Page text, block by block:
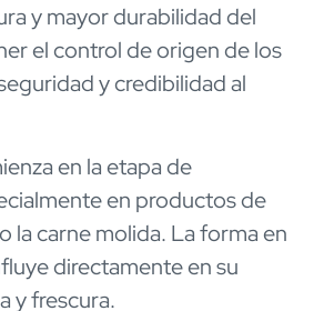
y mayor durabilidad del
el control de origen de los
y credibilidad al
en la etapa de
en productos de
la carne molida. La forma en
directamente en su
y frescura.